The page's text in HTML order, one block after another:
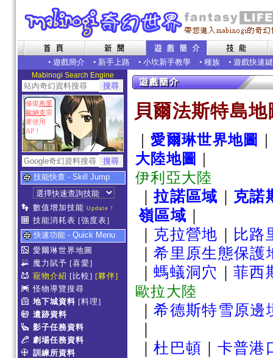
• 遊戲簡介 • 新手上路 • 小坎新手教學 • 種族 • 遊戲快速鍵
Mabinogi Search Engine
修復布里
歐納克需
要使用
AP！
技能快查 - Skill Jump
數值增加技能 Update !
技能消耗表 [強度表]
快速功能 - Quick Menu
愛爾琳世界地圖
魔力賦予 [喜愛]
寵物介紹 [比較] [夥伴]
怪物導覽搜尋
地下城資料 [料理]
遺跡資料
影子任務資料
劇場任務資料
訓練所資料
貝爾法斯特島地
｜愛爾琳世界地圖
大陸地圖
伊利亞大陸
｜拉諾區域
克諾
嶺區域
克拉營地
比路
｜希里原生態保護
｜螞蟻洞穴 ｜菲西
歐拉大陸
｜希德斯特雪原邊
｜杜巴頓
卡普港